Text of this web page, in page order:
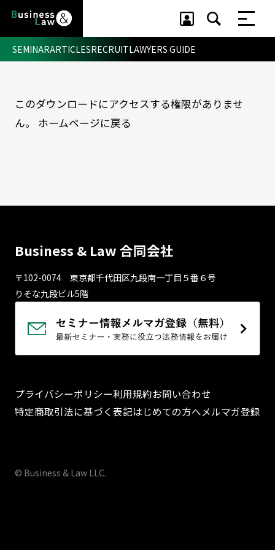
セミナー ・ 記事
セミナー
SEMINARARTICLESRECRUITLAWYERS GUIDE
このダウンロードにアクセスする権限がありませ
ん。 ホームページに戻る
Business & Law 合同会社
〒102-0074 東京都千代⽥区九段南⼀丁⽬５番６号
りそな九段ビル5階
プライバシーポリシー利用規約お問い合わせ
特定商取引法に基づく表記はじめての方へメルマガ登録
© Business & Law LLC.